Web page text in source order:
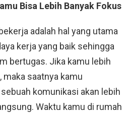
Bisa Lebih Banyak Fokus
adalah hal yang utama
kerja yang baik sehingga
bertugas. Jika kamu lebih
saatnya kamu
komunikasi akan lebih
Waktu kamu di rumah